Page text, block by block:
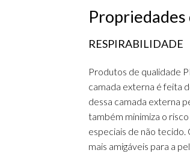
RESPIRABILIDADE
Produtos de qualidade
camada externa é feita
dessa camada externa
também minimiza o
especiais de não
mais amigáveis para a